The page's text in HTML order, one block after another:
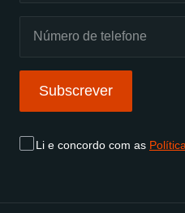
Subscrever
Li e concordo com as